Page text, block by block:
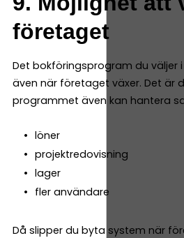
företaget
Det bokföringsprogram du väljer
även när företaget växer. Det är
programmet även kan hantera
löner
projektredovisning
lager
fler användare
Då slipper du byta system när